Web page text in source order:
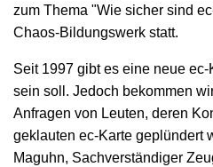
zum Thema "Wie sicher sind
Chaos-Bildungswerk statt.
Seit 1997 gibt es eine neue
sein soll. Jedoch bekommen
Anfragen von Leuten, deren
geklauten ec-Karte geplündert
Maguhn, Sachverständiger